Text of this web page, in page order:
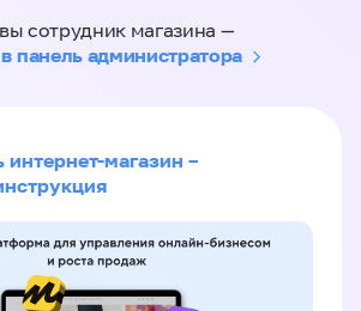
сотрудник магазина —
панель администратора
интернет-магазин –